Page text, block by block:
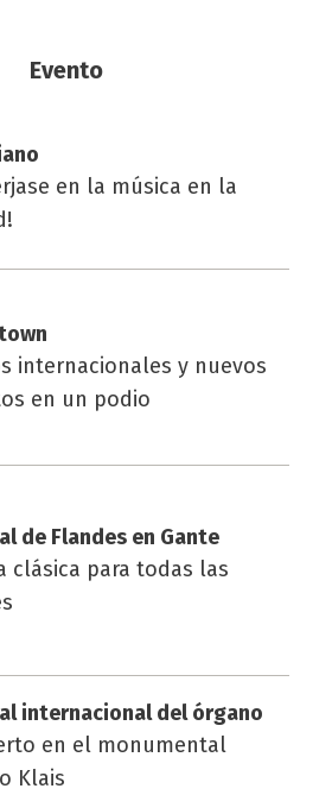
Evento
en la música en la
internacionales y nuevos
en un podio
de Flan­des en Gan­te
clásica para todas las
inter­na­cio­nal del órgano
en el monumental
Klais